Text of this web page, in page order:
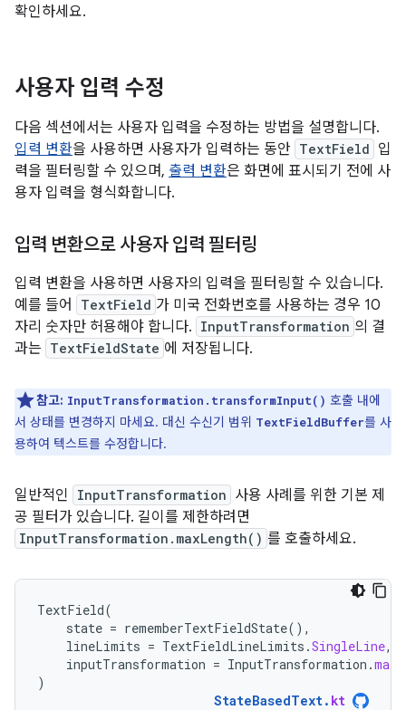
확인하세요.
사용자 입력 수정
다음 섹션에서는 사용자 입력을 수정하는 방법을 설명합니다.
입력 변환을 사용하면 사용자가 입력하는 동안 TextField 입
력을 필터링할 수 있으며, 출력 변환은 화면에 표시되기 전에 사
용자 입력을 형식화합니다.
입력 변환으로 사용자 입력 필터링
입력 변환을 사용하면 사용자의 입력을 필터링할 수 있습니다.
예를 들어
TextField 가 미국 전화번호를 사용하는 경우 10
자리 숫자만 허용해야 합니다. InputTransformation 의 결
과는 TextFieldState 에 저장됩니다.
참고: InputTransformation.transformInput() 호출 내에
서 상태를 변경하지 마세요. 대신 수신기 범위 TextFieldBuffer를 사
용하여 텍스트를 수정합니다.
일반적인 InputTransformation 사용 사례를 위한 기본 제
공 필터가 있습니다. 길이를 제한하려면
InputTransformation.maxLength() 를 호출하세요.
TextField(
state = rememberTextFieldState(),
lineLimits = TextFieldLineLimits .SingleLine,
inputTransformation = InputTransformation .
)
StateBasedText. kt